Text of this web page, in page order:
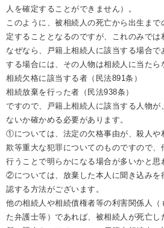
人を確定することができません）。
このように、被相続人の死亡から出生ま
定することとなるのですが、これのみでは
なぜなら、戸籍上相続人に該当する場合で
する場合には、その人物は相続人に当たら
相続欠格に該当する者（民法891条）
相続放棄を行った者（民法938条）
ですので、戸籍上相続人に該当する人物が
ないか確かめる必要があります。
①については、法定の欠格事由が、殺人や
欺等重大な犯罪についてのものですので
行うことで明らかになる場合が多いかと思
②については、放棄した本人に聞き込みを
認する方法がございます。
他の相続人や相続債権者等の利害関係人
た弁護士等）であれば、被相続人が死亡し